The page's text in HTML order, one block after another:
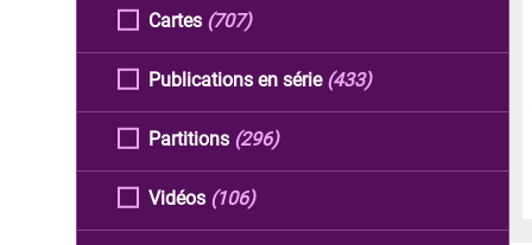
Cartes (707)
Publications en série (433)
Partitions (296)
Vidéos (106)